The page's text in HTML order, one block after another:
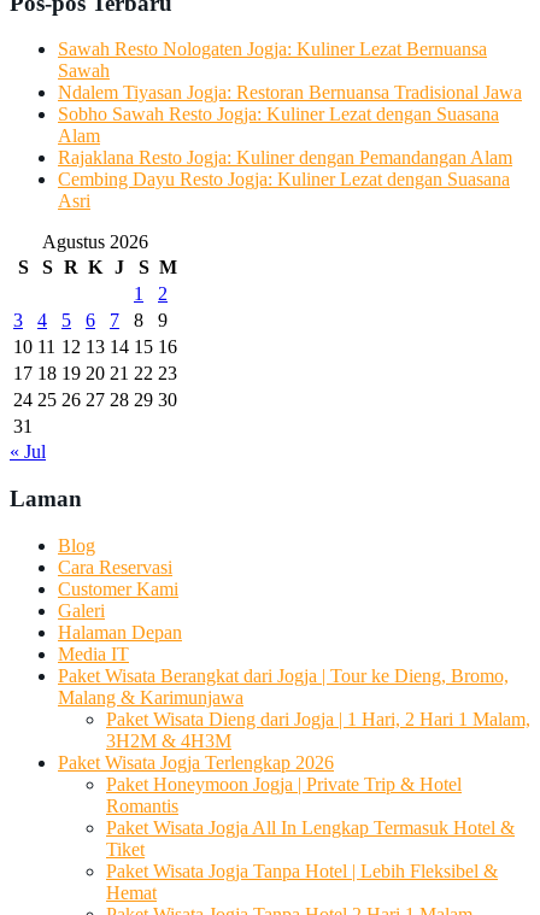
Sawah Resto Nologaten Jogja: Kuliner Lezat Bernuansa
Sawah
Ndalem Tiyasan Jogja: Restoran Bernuansa Tradisional Jawa
Sobho Sawah Resto Jogja: Kuliner Lezat dengan Suasana
Alam
Rajaklana Resto Jogja: Kuliner dengan Pemandangan Alam
Cembing Dayu Resto Jogja: Kuliner Lezat dengan Suasana
Asri
Agustus 2026
S
S R K J S M
1
2
3
4 5 6 7 8
9
10 11 12 13 14 15 16
17 18 19 20 21 22 23
24 25 26 27 28 29 30
31
« Jul
Laman
Blog
Cara Reservasi
Customer Kami
Galeri
Halaman Depan
Media IT
Paket Wisata Berangkat dari Jogja | Tour ke Dieng, Bromo,
Malang & Karimunjawa
Paket Wisata Dieng dari Jogja | 1 Hari, 2 Hari 1 Malam,
3H2M & 4H3M
Paket Wisata Jogja Terlengkap 2026
Paket Honeymoon Jogja | Private Trip & Hotel
Romantis
Paket Wisata Jogja All In Lengkap Termasuk Hotel &
Tiket
Paket Wisata Jogja Tanpa Hotel | Lebih Fleksibel &
Hemat